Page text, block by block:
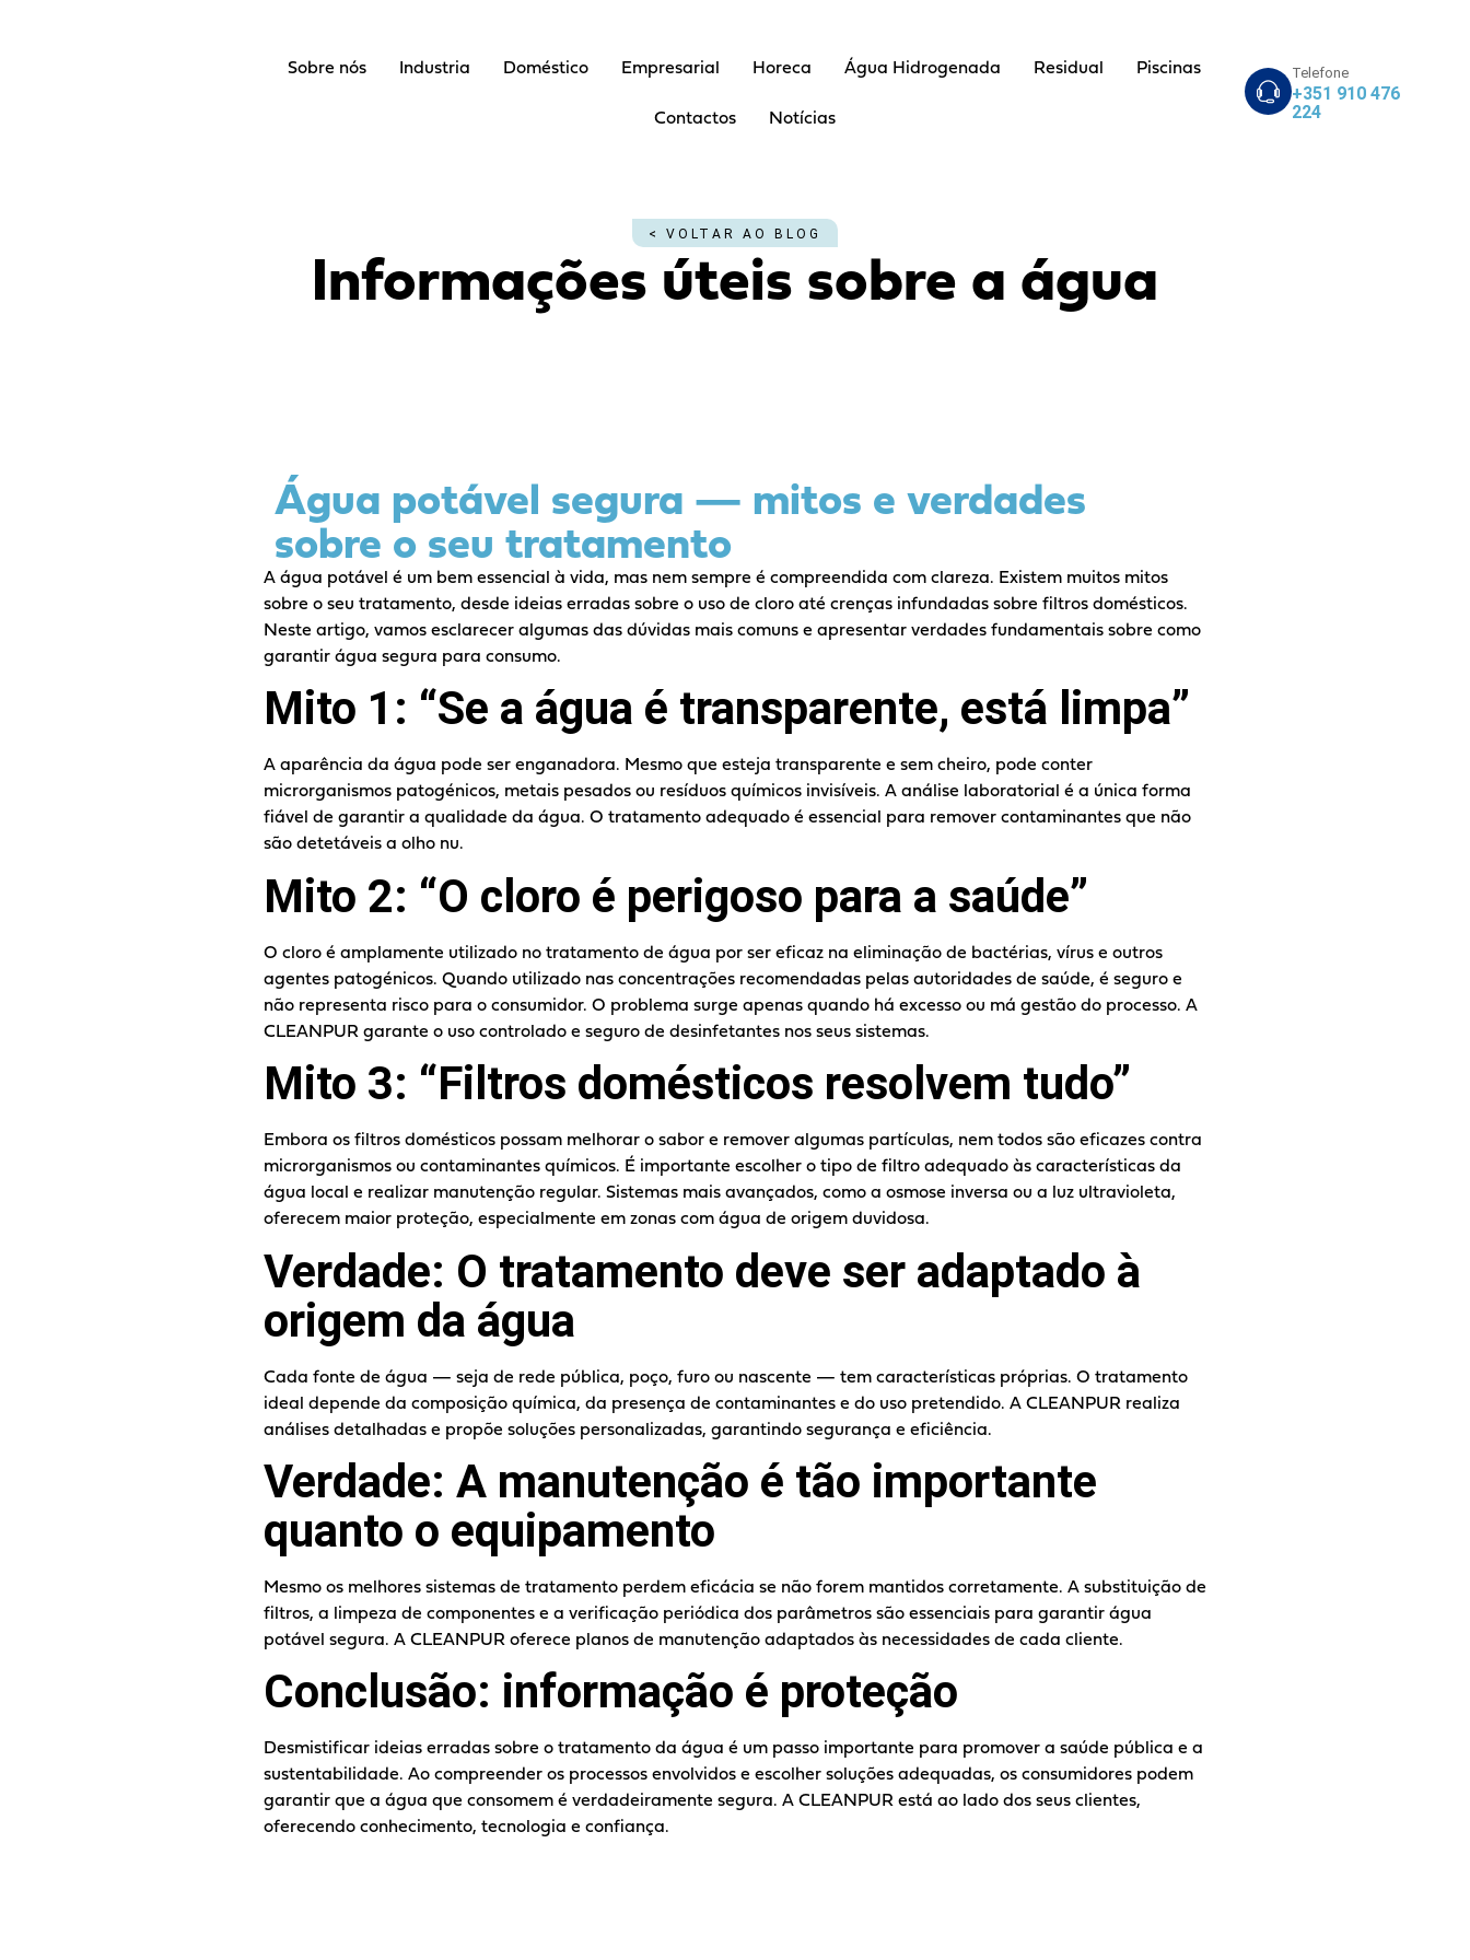
Sobre nós Industria Doméstico Empresarial Horeca Água Hidrogenada Residual
Piscinas
Contactos
Notícias
Telefone
+351 910 476
224
< VOLTAR AO BLOG
Informações úteis sobre a água
Água potável segura — mitos e verdades
sobre o seu tratamento
A água potável é um bem essencial à vida, mas nem sempre é compreendida com clareza. Existem muitos mitos
sobre o seu tratamento, desde ideias erradas sobre o uso de cloro até crenças infundadas sobre filtros domésticos.
Neste artigo, vamos esclarecer algumas das dúvidas mais comuns e apresentar verdades fundamentais sobre como
garantir água segura para consumo.
Mito 1: “Se a água é transparente, está limpa”
A aparência da água pode ser enganadora. Mesmo que esteja transparente e sem cheiro, pode conter
microrganismos patogénicos, metais pesados ou resíduos químicos invisíveis. A análise laboratorial é a única forma
fiável de garantir a qualidade da água. O tratamento adequado é essencial para remover contaminantes que não
são detetáveis a olho nu.
Mito 2: “O cloro é perigoso para a saúde”
O cloro é amplamente utilizado no tratamento de água por ser eficaz na eliminação de bactérias, vírus e outros
agentes patogénicos. Quando utilizado nas concentrações recomendadas pelas autoridades de saúde, é seguro e
não representa risco para o consumidor. O problema surge apenas quando há excesso ou má gestão do processo. A
CLEANPUR garante o uso controlado e seguro de desinfetantes nos seus sistemas.
Mito 3: “Filtros domésticos resolvem tudo”
Embora os filtros domésticos possam melhorar o sabor e remover algumas partículas, nem todos são eficazes contra
microrganismos ou contaminantes químicos. É importante escolher o tipo de filtro adequado às características da
água local e realizar manutenção regular. Sistemas mais avançados, como a osmose inversa ou a luz ultravioleta,
oferecem maior proteção, especialmente em zonas com água de origem duvidosa.
Verdade: O tratamento deve ser adaptado à
origem da água
Cada fonte de água — seja de rede pública, poço, furo ou nascente — tem características próprias. O tratamento
ideal depende da composição química, da presença de contaminantes e do uso pretendido. A CLEANPUR realiza
análises detalhadas e propõe soluções personalizadas, garantindo segurança e eficiência.
Verdade: A manutenção é tão importante
quanto o equipamento
Mesmo os melhores sistemas de tratamento perdem eficácia se não forem mantidos corretamente. A substituição de
filtros, a limpeza de componentes e a verificação periódica dos parâmetros são essenciais para garantir água
potável segura. A CLEANPUR oferece planos de manutenção adaptados às necessidades de cada cliente.
Conclusão: informação é proteção
Desmistificar ideias erradas sobre o tratamento da água é um passo importante para promover a saúde pública e a
sustentabilidade. Ao compreender os processos envolvidos e escolher soluções adequadas, os consumidores podem
garantir que a água que consomem é verdadeiramente segura. A CLEANPUR está ao lado dos seus clientes,
oferecendo conhecimento, tecnologia e confiança.